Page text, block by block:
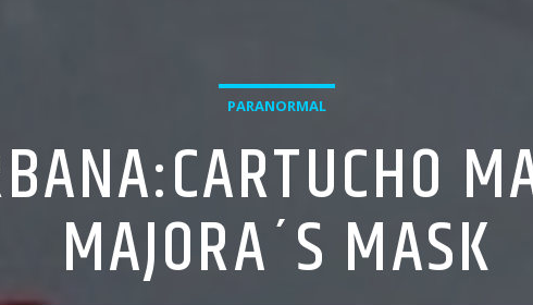
PARANORMAL
MAJORA´S MASK